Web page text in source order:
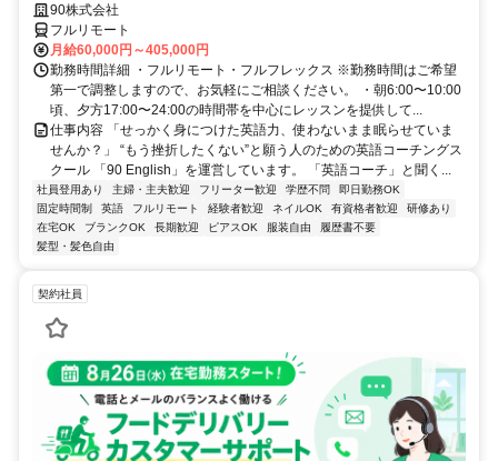
90株式会社
フルリモート
月給60,000円～405,000円
勤務時間詳細 ・フルリモート・フルフレックス ※勤務時間はご希望
第一で調整しますので、お気軽にご相談ください。 ・朝6:00〜10:00
頃、夕方17:00〜24:00の時間帯を中心にレッスンを提供して...
仕事内容 「せっかく身につけた英語力、使わないまま眠らせていま
せんか？」 “もう挫折したくない”と願う人のための英語コーチングス
クール 「90 English」を運営しています。 「英語コーチ」と聞く...
社員登用あり 主婦・主夫歓迎 フリーター歓迎 学歴不問
即日勤務OK
固定時間制
英語 フルリモート 経験者歓迎 ネイルOK 有資格者歓迎
研修あり
在宅OK
ブランクOK 長期歓迎 ピアスOK 服装自由
履歴書不要
髪型・髪色自由
契約社員